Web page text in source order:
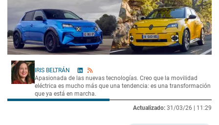
IRIS BELTRÁN
Apasionada de las nuevas tecnologías. Creo que la movilidad
eléctrica es mucho más que una tendencia: es una transformación
que ya está en marcha.
Actualizado: 31/03/26 | 11:29